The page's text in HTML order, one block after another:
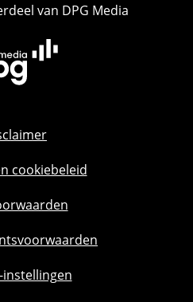
van DPG Media
cookiebeleid
instellingen